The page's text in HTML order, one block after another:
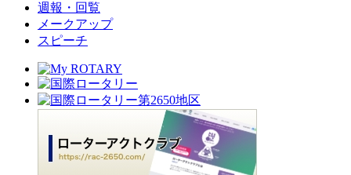
週報・回覧
メークアップ
スピーチ